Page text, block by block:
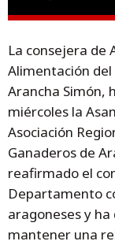
La consejera de
Alimentación
Arancha Simón,
miércoles la
Asociación
Ganaderos de
reafirmado el
Departamento
aragoneses y
mantener una